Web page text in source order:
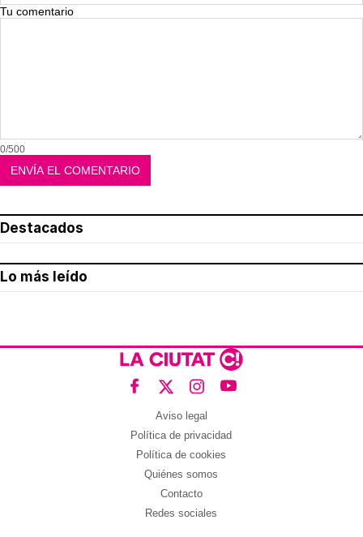
Tu comentario
0/500
Destacados
Lo más leído
Aviso legal
Política de privacidad
Política de cookies
Quiénes somos
Contacto
Redes sociales